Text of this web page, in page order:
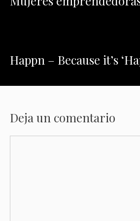
Happn – Because it’s
Deja un comentario